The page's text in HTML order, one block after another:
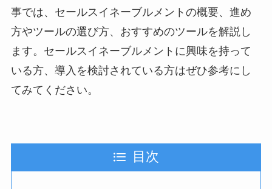
事では、セールスイネーブルメントの概要、進め
方やツールの選び方、おすすめのツールを解説し
ます。セールスイネーブルメントに興味を持って
いる方、導入を検討されている方はぜひ参考にし
てみてください。
目次